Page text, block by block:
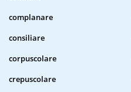
complanare
consiliare
corpuscolare
crepuscolare